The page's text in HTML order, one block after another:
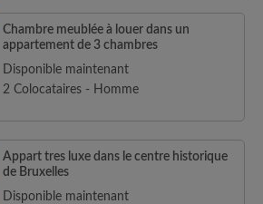
Chambre meublée à louer dans un
appartement de 3 chambres
Disponible maintenant
2 Colocataires - Homme
Appart tres luxe dans le centre historique
de Bruxelles
Disponible maintenant